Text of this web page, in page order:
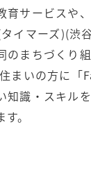
サービスや
イマーズ)(渋
のまちづく
まいの方に
識・スキル
。